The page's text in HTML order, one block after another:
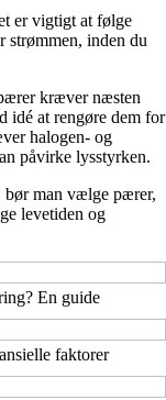
er vigtigt at følge
strømmen, inden du
kræver næsten
idé at rengøre dem for
halogen- og
påvirke lysstyrken.
bør man vælge pærer,
levetiden og
En guide
faktorer